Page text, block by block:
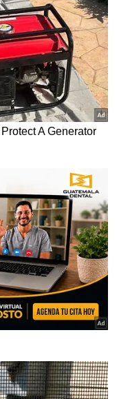
ನೋಡಿ ಫ್ಯಾನ್ಸ್‌
ಮಾತ್ರ ‘KGF on
ಅಂತಿದ್ದಾರೆ!
ಯಶ್‌ 'ರಾಕಿಂಗ್‌'
'ಟಾಕ್ಸಿಕ್‌' ಬಗ್ಗೆ ಮೊದಲ
ಮೌನ ಮುರಿದ 'ಅಣ್ತಮ್ಮ'
ಮೋದಿ-